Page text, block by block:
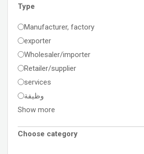
Type
Manufacturer, factory
exporter
Wholesaler/importer
Retailer/supplier
services
وظيفة
Show more
Choose category